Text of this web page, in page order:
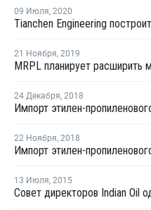
09 Июля, 2020
21 Ноября, 2019
24 Декабря, 2018
22 Ноября, 2018
13 Июля, 2015